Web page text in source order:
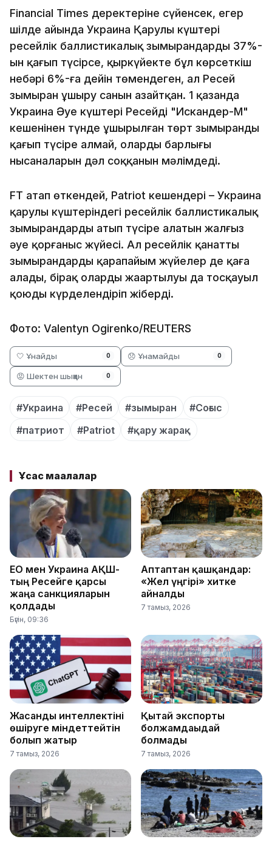
Financial Times деректеріне сүйенсек, егер
шілде айында Украина Қарулы күштері
ресейлік баллистикалық зымырандардың 37%-
ын қағып түсірсе, қыркүйекте бұл көрсеткіш
небәрі 6%-ға дейін төмендеген, ал Ресей
зымыран ұшыру санын азайтқан. 1 қазанда
Украина Әуе күштері Ресейдің "Искандер-М"
кешенінен түнде ұшырылған төрт зымыранды
қағып түсіре алмай, олардың барлығы
нысаналарын дәл соққанын мәлімдеді.
FT атап өткендей, Patriot кешендері – Украина
қарулы күштеріндегі ресейлік баллистикалық
зымырандарды атып түсіре алатын жалғыз
әуе қорғаныс жүйесі. Ал ресейлік қанатты
зымырандарды қарапайым жүйелер де қаға
алады, бірақ олардың жаңартылуы да тосқауыл
қоюды күрделендіріп жіберді.
Фото: Valentyn Ogirenko/REUTERS
🤍 Ұнайды 0 😞 Ұнамайды 0
😡 Шектен шыққан 0
#Украина #Ресей #зымыран
#Соғыс
#патриот
#Patriot #қару жарақ
Ұқсас мақалалар
ЕО мен Украина АҚШ-
тың Ресейге қарсы
жаңа санкцияларын
қолдады
Бүгін, 09:36
Аптаптан қашқандар:
«Жел үңгірі» хитке
айналды
7 тамыз, 2026
Жасанды интеллектіні
өшіруге міндеттейтін
болып жатыр
7 тамыз, 2026
Қытай экспорты
болжамдағыдай
болмады
7 тамыз, 2026